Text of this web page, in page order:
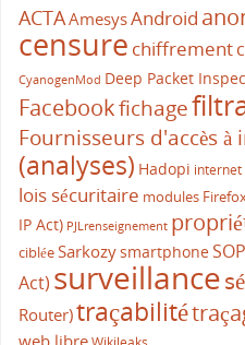
ACTAAmesysAndroid
censure chiffrement
CyanogenMod Deep Packet
Facebookfichage
Fournisseurs d'accès à
(analyses) Hadopi internet
lois sécuritaire modules
IP Act) PJLrenseignement
cibléeSarkozysmartphone
Act) surveillance
Router)traçabilité
web libre